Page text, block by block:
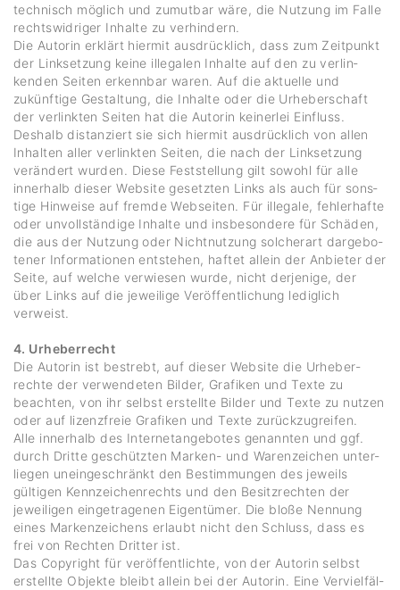
tech­nisch möglich und zumutbar wäre, die Nutzung im Falle
rechts­wid­riger Inhalte zu verhin­dern.
Die Autorin erklärt hiermit ausdrück­lich, dass zum Zeit­punkt
der Link­set­zung keine ille­galen Inhalte auf den zu verlin­
kenden Seiten erkennbar waren. Auf die aktu­elle und
zukünf­tige Gestal­tung, die Inhalte oder die Urhe­ber­schaft
der verlinkten Seiten hat die Autorin keinerlei Einfluss.
Deshalb distan­ziert sie sich hiermit ausdrück­lich von allen
Inhalten aller verlinkten Seiten, die nach der Link­set­zung
verän­dert wurden. Diese Fest­stel­lung gilt sowohl für alle
inner­halb dieser Website gesetzten Links als auch für sons­
tige Hinweise auf fremde Webseiten. Für ille­gale, fehler­hafte
oder unvoll­stän­dige Inhalte und insbe­son­dere für Schäden,
die aus der Nutzung oder Nicht­nut­zung solcherart darge­bo­
tener Infor­ma­tionen entstehen, haftet allein der Anbieter der
Seite, auf welche verwiesen wurde, nicht derje­nige, der
über Links auf die jewei­lige Veröf­fent­li­chung ledig­lich
verweist.
4. Urheberrecht
Die Autorin ist bestrebt, auf dieser Website die Urhe­ber­
rechte der verwen­deten Bilder, Grafiken und Texte zu
beachten, von ihr selbst erstellte Bilder und Texte zu nutzen
oder auf lizenz­freie Grafiken und Texte zurück­zu­greifen.
Alle inner­halb des Inter­net­an­ge­botes genannten und ggf.
durch Dritte geschützten Marken- und Waren­zei­chen unter­
liegen unein­ge­schränkt den Bestim­mungen des jeweils
gültigen Kenn­zei­chen­rechts und den Besitz­rechten der
jewei­ligen einge­tra­genen Eigen­tümer. Die bloße Nennung
eines Marken­zei­chens erlaubt nicht den Schluss, dass es
frei von Rechten Dritter ist.
Das Copy­right für veröf­fent­lichte, von der Autorin selbst
erstellte Objekte bleibt allein bei der Autorin. Eine Verviel­fäl­